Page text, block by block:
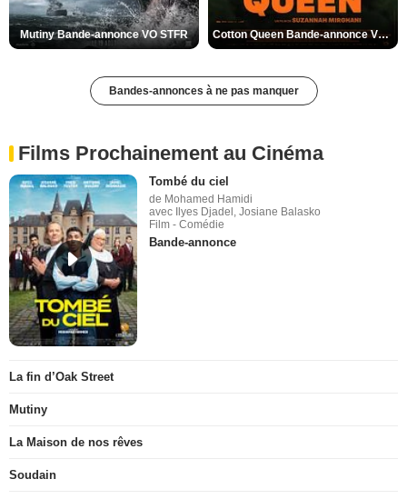
Mutiny Bande-annonce VO STFR Cotton Queen Bande-annonce VO STFR
Bandes-annonces à ne pas manquer
Films Prochainement au Cinéma
Tombé du ciel
de Mohamed Hamidi
avec Ilyes Djadel, Josiane Balasko
Film - Comédie
Bande-annonce
La fin d’Oak Street
Mutiny
La Maison de nos rêves
Soudain